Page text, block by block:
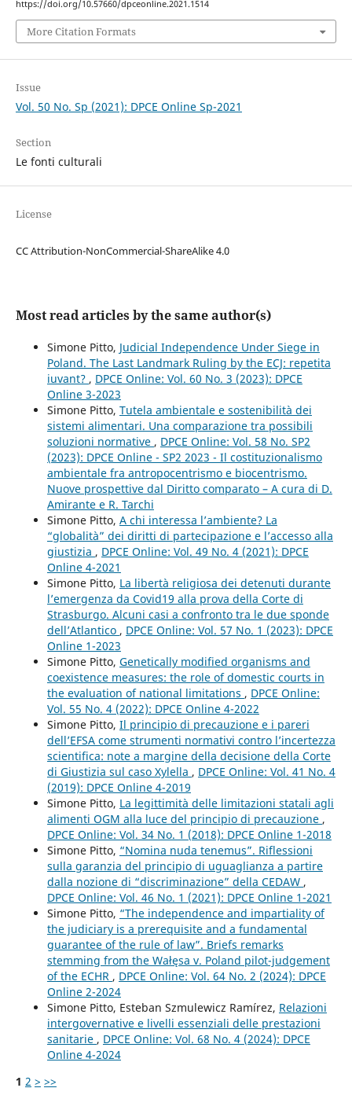
https://doi.org/10.57660/dpceonline.2021.1514
More Citation Formats
Issue
Vol. 50 No. Sp (2021): DPCE Online Sp-2021
Section
Le fonti culturali
License
CC Attribution-NonCommercial-ShareAlike 4.0
Most read articles by the same author(s)
Simone Pitto, Judicial Independence Under Siege in
Poland. The Last Landmark Ruling by the ECJ: repetita
iuvant? , DPCE Online: Vol. 60 No. 3 (2023): DPCE
Online 3-2023
Simone Pitto, Tutela ambientale e sostenibilità dei
sistemi alimentari. Una comparazione tra possibili
soluzioni normative , DPCE Online: Vol. 58 No. SP2
(2023): DPCE Online - SP2 2023 - Il costituzionalismo
ambientale fra antropocentrismo e biocentrismo.
Nuove prospettive dal Diritto comparato – A cura di D.
Amirante e R. Tarchi
Simone Pitto, A chi interessa l’ambiente? La
“globalità” dei diritti di partecipazione e l’accesso alla
giustizia , DPCE Online: Vol. 49 No. 4 (2021): DPCE
Online 4-2021
Simone Pitto, La libertà religiosa dei detenuti durante
l’emergenza da Covid19 alla prova della Corte di
Strasburgo. Alcuni casi a confronto tra le due sponde
dell’Atlantico , DPCE Online: Vol. 57 No. 1 (2023): DPCE
Online 1-2023
Simone Pitto, Genetically modified organisms and
coexistence measures: the role of domestic courts in
the evaluation of national limitations , DPCE Online:
Vol. 55 No. 4 (2022): DPCE Online 4-2022
Simone Pitto, Il principio di precauzione e i pareri
dell’EFSA come strumenti normativi contro l’incertezza
scientifica: note a margine della decisione della Corte
di Giustizia sul caso Xylella , DPCE Online: Vol. 41 No. 4
(2019): DPCE Online 4-2019
Simone Pitto, La legittimità delle limitazioni statali agli
alimenti OGM alla luce del principio di precauzione ,
DPCE Online: Vol. 34 No. 1 (2018): DPCE Online 1-2018
Simone Pitto, “Nomina nuda tenemus”. Riflessioni
sulla garanzia del principio di uguaglianza a partire
dalla nozione di “discriminazione” della CEDAW ,
DPCE Online: Vol. 46 No. 1 (2021): DPCE Online 1-2021
Simone Pitto, “The independence and impartiality of
the judiciary is a prerequisite and a fundamental
guarantee of the rule of law”. Briefs remarks
stemming from the Wałęsa v. Poland pilot-judgement
of the ECHR , DPCE Online: Vol. 64 No. 2 (2024): DPCE
Online 2-2024
Simone Pitto, Esteban Szmulewicz Ramírez, Relazioni
intergovernative e livelli essenziali delle prestazioni
sanitarie , DPCE Online: Vol. 68 No. 4 (2024): DPCE
Online 4-2024
1 2 > >>